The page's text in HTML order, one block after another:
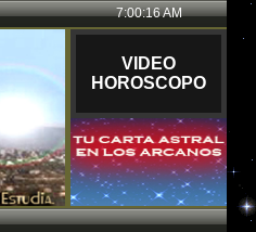
7:00:17 AM
VID EO
HOROSCOPO